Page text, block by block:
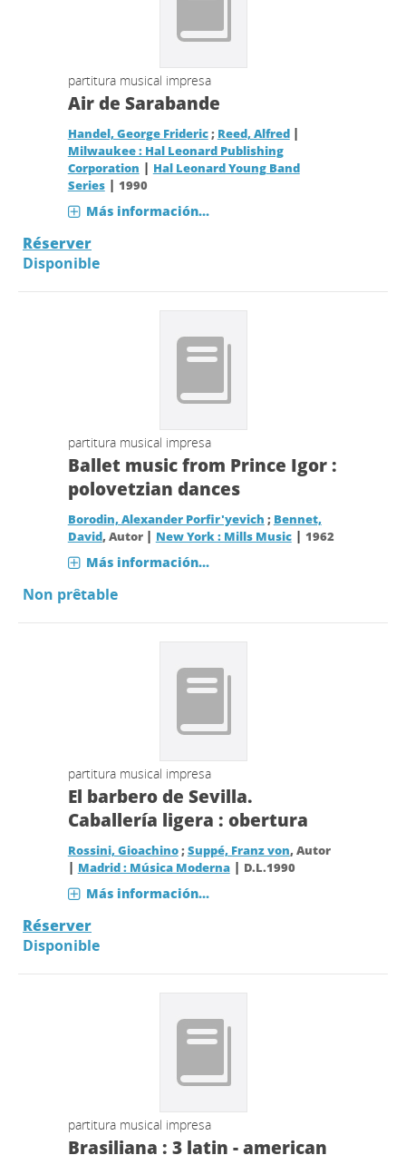
partitura musical impresa
Air de Sarabande
Handel, George Frideric; Reed, Alfred |
Milwaukee : Hal Leonard Publishing
Corporation | Hal Leonard Young Band
Series| 1990
Más información...
Réserver
Disponible
partitura musical impresa
Ballet music from Prince Igor :
polovetzian dances
Borodin, Alexander Porfir'yevich ; Bennet,
David, Autor | New York : Mills Music| 1962
Más información...
Non prêtable
partitura musical impresa
El barbero de Sevilla.
Caballería ligera : obertura
Rossini, Gioachino;Suppé, Franz von, Autor
| Madrid : Música Moderna| D.L.1990
Más información...
Réserver
Disponible
partitura musical impresa
Brasiliana : 3 latin - american